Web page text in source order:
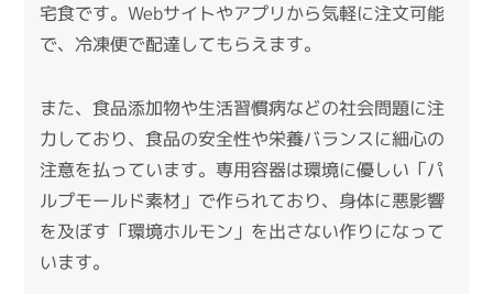
宅食です。 Webサイトやアプリから気軽に注文可能
で、冷凍便で配達してもらえます。
また、食品添加物や生活習慣病などの社会問題に注
力しており、食品の安全性や栄養バランスに細心の
注意を払っています。 専用容器は環境に優しい「パ
ルプモールド素材」で作られており、身体に悪影響
を及ぼす「環境ホルモン」を出さない作りになって
います。